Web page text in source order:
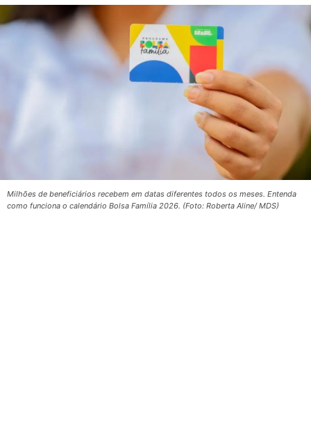
Milhões de beneficiários recebem em datas diferentes todos os meses. Entenda
como funciona o calendário Bolsa Família 2026. (Foto: Roberta Aline/ MDS)